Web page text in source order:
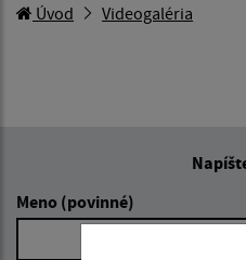
Úvod Videogaléria
Meno (povinné)